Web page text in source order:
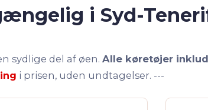
i Syd-
sydlige del af øen. Alle køretøjer
i prisen, uden undtagelser. ---